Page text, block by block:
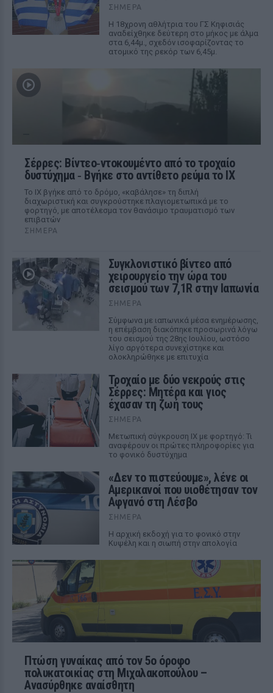
ΣΉΜΕΡΑ
Η 18χρονη αθλήτρια του ΓΣ Κηφισιάς
αναδείχθηκε δεύτερη στο μήκος με άλμα
στα 6,44μ., σχεδόν ισοφαρίζοντας το
ατομικό της ρεκόρ των 6,45μ.
Σέρρες: Βίντεο‑ντοκουμέντο από το τροχαίο
δυστύχημα ‑ Βγήκε στο αντίθετο ρεύμα το ΙΧ
Το ΙΧ βγήκε από το δρόμο, «καβάλησε» τη διπλή
διαχωριστική και συγκρούστηκε πλαγιομετωπικά με το
φορτηγό, με αποτέλεσμα τον θανάσιμο τραυματισμό των
επιβατών
ΣΉΜΕΡΑ
Συγκλονιστικό βίντεο από
χειρουργείο την ώρα του
σεισμού των 7,1R στην Ιαπωνία
ΣΉΜΕΡΑ
Σύμφωνα με ιαπωνικά μέσα ενημέρωσης,
η επέμβαση διακόπηκε προσωρινά λόγω
του σεισμού της 28ης Ιουλίου, ωστόσο
λίγο αργότερα συνεχίστηκε και
ολοκληρώθηκε με επιτυχία
Τροχαίο με δύο νεκρούς στις
Σέρρες: Μητέρα και γιος
έχασαν τη ζωή τους
ΣΉΜΕΡΑ
Μετωπική σύγκρουση ΙΧ με φορτηγό: Τι
αναφέρουν οι πρώτες πληροφορίες για
το φονικό δυστύχημα
«Δεν το πιστεύουμε», λένε οι
Αμερικανοί που υιοθέτησαν τον
Αφγανό στη Λέσβο
ΣΉΜΕΡΑ
Η αρχική εκδοχή για το φονικό στην
Κυψέλη και η σιωπή στην απολογία
Πτώση γυναίκας από τον 5ο όροφο
πολυκατοικίας στη Μιχαλακοπούλου –
Ανασύρθηκε αναίσθητη